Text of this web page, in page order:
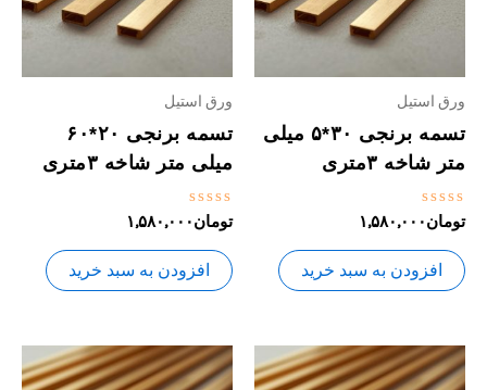
ورق استیل
تسمه برنجی ۳۰*۵ میلی
متر شاخه ۳متری
نمره
0
از
5
تومان۱,۵۸۰,۰۰۰
افزودن به سبد خرید
ورق استیل
تسمه برنجی ۲۰*۶۰
میلی متر شاخه ۳متری
نمره
0
از
5
تومان۱,۵۸۰,۰۰۰
افزودن به سبد خرید